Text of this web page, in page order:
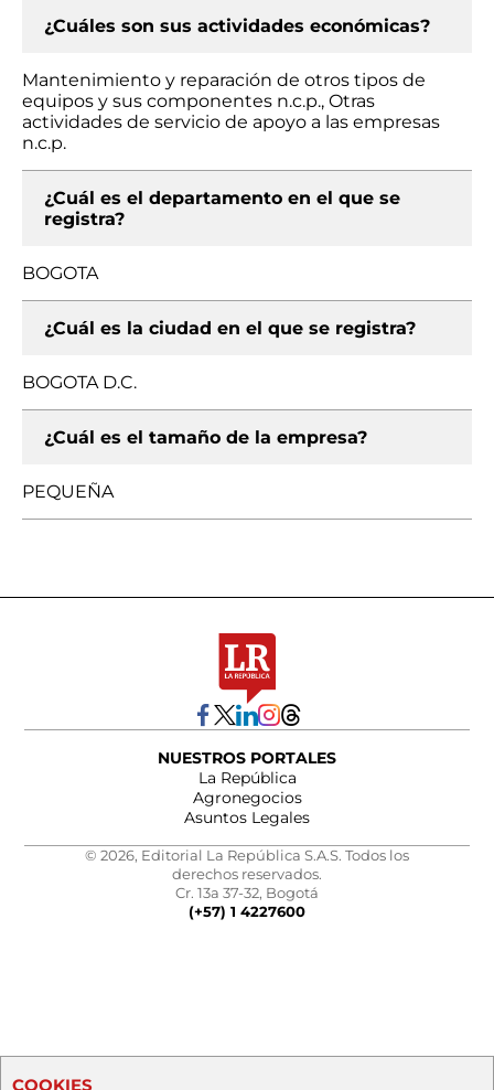
¿Cuáles son sus actividades económicas?
Mantenimiento y reparación de otros tipos de
equipos y sus componentes n.c.p., Otras
actividades de servicio de apoyo a las empresas
n.c.p.
¿Cuál es el departamento en el que se
registra?
BOGOTA
¿Cuál es la ciudad en el que se registra?
BOGOTA D.C.
¿Cuál es el tamaño de la empresa?
PEQUEÑA
NUESTROS PORTALES
La República
Agronegocios
Asuntos Legales
© 2026, Editorial La República S.A.S. Todos los
derechos reservados.
Cr. 13a 37-32, Bogotá
(+57) 1 4227600
COOKIES